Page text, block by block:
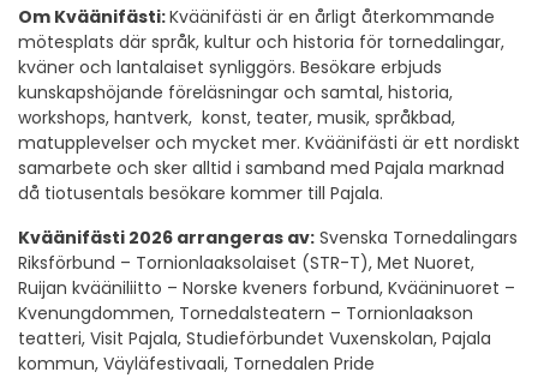
Om Kväänifästi:Kväänifästi är en årligt återkommande
mötesplats där språk, kultur och historia för tornedalingar,
kväner och lantalaiset synliggörs. Besökare erbjuds
kunskapshöjande föreläsningar och samtal, historia,
workshops, hantverk, konst, teater, musik, språkbad,
matupplevelser och mycket mer. Kväänifästi är ett nordiskt
samarbete och sker alltid i samband med Pajala marknad
då tiotusentals besökare kommer till Pajala.
Kväänifästi 2026 arrangeras av: Svenska Tornedalingars
Riksförbund – Tornionlaaksolaiset (STR-T), Met Nuoret,
Ruijan kvääniliitto – Norske kveners forbund, Kvääninuoret –
Kvenungdommen, Tornedalsteatern – Tornionlaakson
teatteri, Visit Pajala, Studieförbundet Vuxenskolan, Pajala
kommun, Väyläfestivaali, Tornedalen Pride